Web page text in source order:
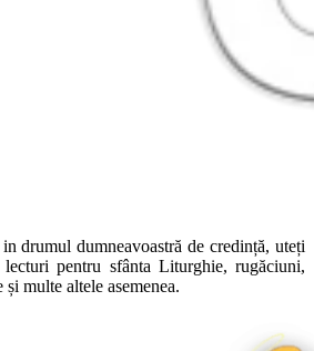
drumul dumneavoastră de credință, uteți
pentru sfânta Liturghie, rugăciuni,
multe altele asemenea.